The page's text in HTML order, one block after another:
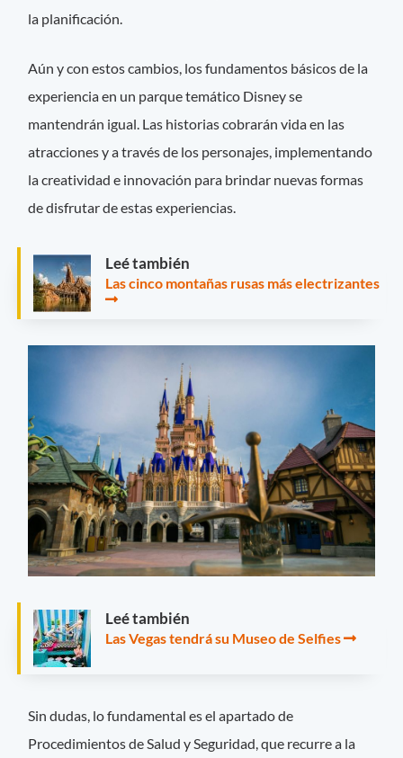
la planificación.
Aún y con estos cambios, los fundamentos básicos de la
experiencia en un parque temático Disney se
mantendrán igual. Las historias cobrarán vida en las
atracciones y a través de los personajes, implementando
la creatividad e innovación para brindar nuevas formas
de disfrutar de estas experiencias.
Leé también
Las cinco montañas rusas más electrizantes
Leé también
Las Vegas tendrá su Museo de Selfies
Sin dudas, lo fundamental es el apartado de
Procedimientos de Salud y Seguridad, que recurre a la